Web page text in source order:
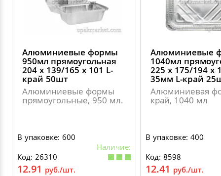
Алюминиевые формы
950мл прямоугольная
204 х 139/165 х 101 L-
край 50шт
Алюминиевые формы
прямоугольные, 950 мл.
В упаковке: 600
Наличие:
Код: 26310
12.91 руб./шт.
Алюминиевые
1040мл
225 х 175/194 х
35мм L-край
Алюминиевая
край, 1040 мл
В упаковке: 400
Код: 8598
12.41 руб./шт.